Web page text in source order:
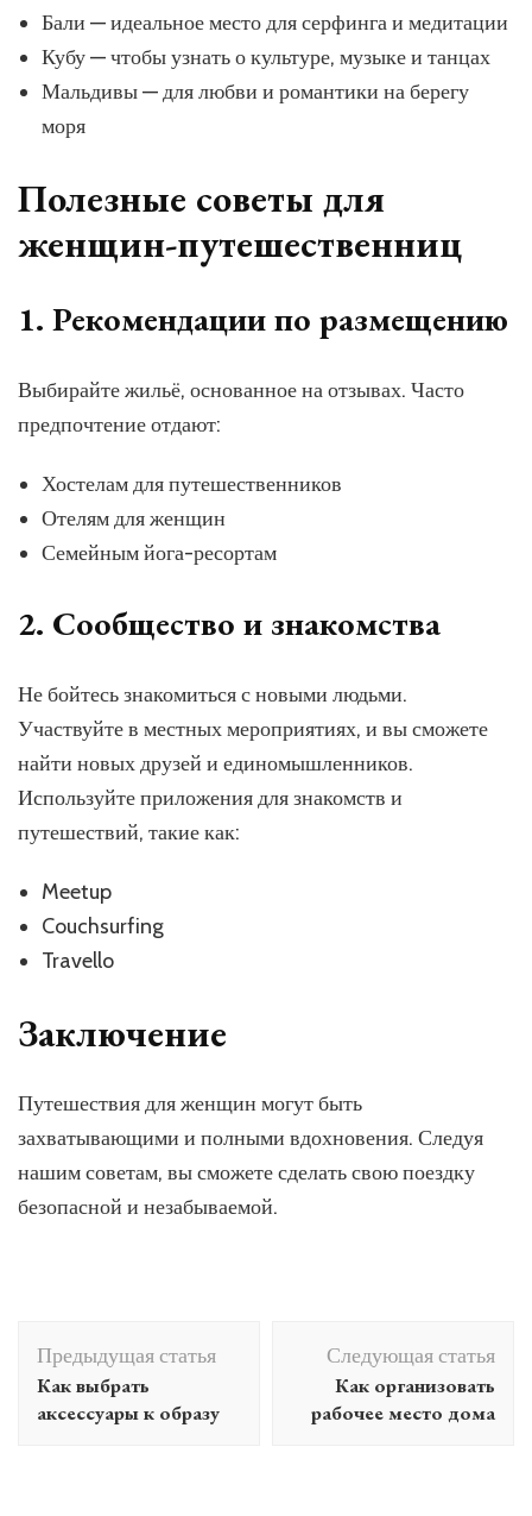
Бали — идеальное место для серфинга и медитации
Кубу — чтобы узнать о культуре, музыке и танцах
Мальдивы — для любви и романтики на берегу
моря
Полезные советы для
женщин-путешественниц
1. Рекомендации по размещению
Выбирайте жильё, основанное на отзывах. Часто
предпочтение отдают:
Хостелам для путешественников
Отелям для женщин
Семейным йога-ресортам
2. Сообщество и знакомства
Не бойтесь знакомиться с новыми людьми.
Участвуйте в местных мероприятиях, и вы сможете
найти новых друзей и единомышленников.
Используйте приложения для знакомств и
путешествий, такие как:
Meetup
Couchsurfing
Travello
Заключение
Путешествия для женщин могут быть
захватывающими и полными вдохновения. Следуя
нашим советам, вы сможете сделать свою поездку
безопасной и незабываемой.
по
записям
Предыдущая статья
Как выбрать
аксессуары к образу
Следующая статья
Как организовать
рабочее место дома